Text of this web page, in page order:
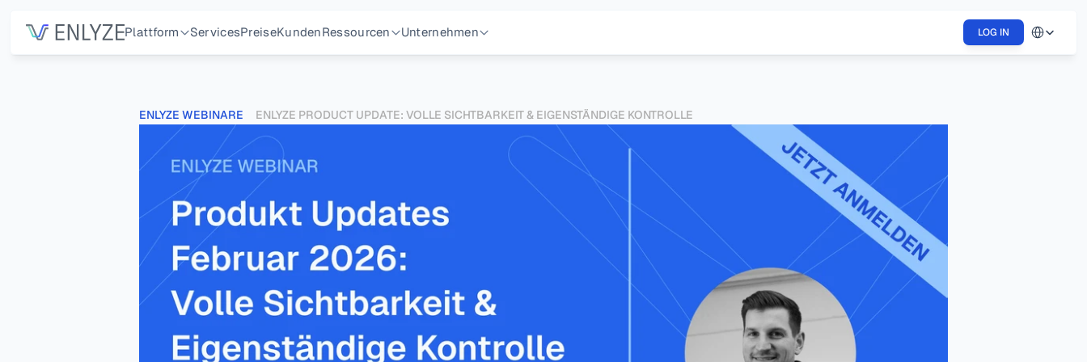
Plattform ServicesPreiseKundenRessourcen Unternehmen LOG IN
Select
ENLYZE WEBINARE ENLYZE PRODUCT UPDATE: VOLLE SICHTBARKEIT & EIGENSTÄNDIGE KONTROLLE